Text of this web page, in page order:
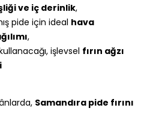
ve iç derinlik,
pide için ideal hava
,
işlevsel fırın ağzı
Samandıra pide fırını